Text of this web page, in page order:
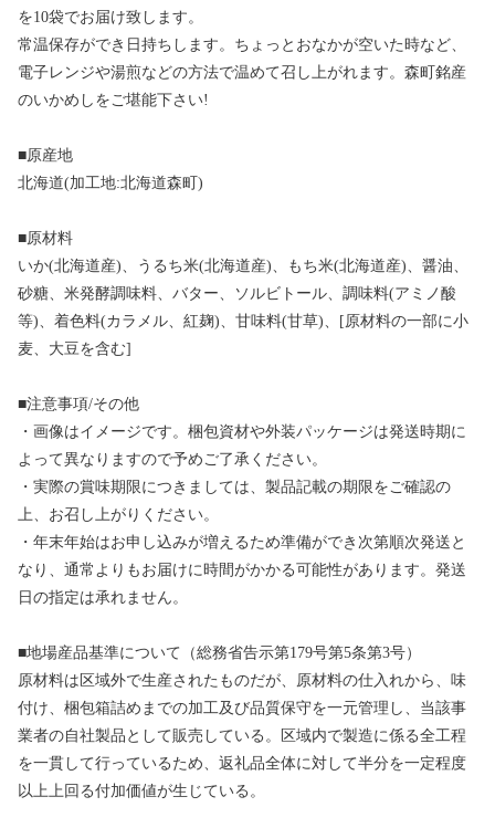
を10袋でお届け致します。
常温保存ができ日持ちします。ちょっとおなかが空いた時など、
電子レンジや湯煎などの方法で温めて召し上がれます。森町銘産
のいかめしをご堪能下さい!
■原産地
北海道(加工地:北海道森町)
■原材料
いか(北海道産)、うるち米(北海道産)、もち米(北海道産)、醤油、
砂糖、米発酵調味料、バター、ソルビトール、調味料(アミノ酸
等)、着色料(カラメル、紅麹)、甘味料(甘草)、[原材料の一部に小
麦、大豆を含む]
■注意事項/その他
・画像はイメージです。梱包資材や外装パッケージは発送時期に
よって異なりますので予めご了承ください。
・実際の賞味期限につきましては、製品記載の期限をご確認の
上、お召し上がりください。
・年末年始はお申し込みが増えるため準備ができ次第順次発送と
なり、通常よりもお届けに時間がかかる可能性があります。発送
日の指定は承れません。
■地場産品基準について（総務省告示第179号第5条第3号）
原材料は区域外で生産されたものだが、原材料の仕入れから、味
付け、梱包箱詰めまでの加工及び品質保守を一元管理し、当該事
業者の自社製品として販売している。区域内で製造に係る全工程
を一貫して行っているため、返礼品全体に対して半分を一定程度
以上上回る付加価値が生じている。